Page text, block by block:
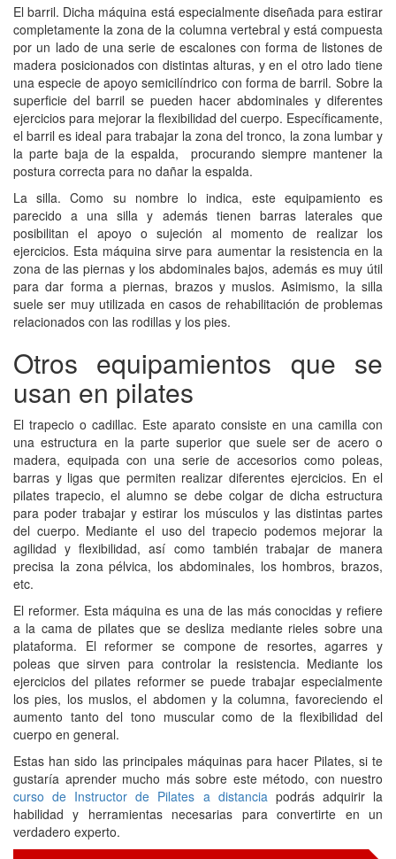
El barril. Dicha máquina está especialmente diseñada para estirar
completamente la zona de la columna vertebral y está compuesta
por un lado de una serie de escalones con forma de listones de
madera posicionados con distintas alturas, y en el otro lado tiene
una especie de apoyo semicilíndrico con forma de barril. Sobre la
superficie del barril se pueden hacer abdominales y diferentes
ejercicios para mejorar la flexibilidad del cuerpo. Específicamente,
el barril es ideal para trabajar la zona del tronco, la zona lumbar y
la parte baja de la espalda, procurando siempre mantener la
postura correcta para no dañar la espalda.
La silla. Como su nombre lo indica, este equipamiento es
parecido a una silla y además tienen barras laterales que
posibilitan el apoyo o sujeción al momento de realizar los
ejercicios. Esta máquina sirve para aumentar la resistencia en la
zona de las piernas y los abdominales bajos, además es muy útil
para dar forma a piernas, brazos y muslos. Asimismo, la silla
suele ser muy utilizada en casos de rehabilitación de problemas
relacionados con las rodillas y los pies.
Otros equipamientos que se
usan en pilates
El trapecio o cadillac. Este aparato consiste en una camilla con
una estructura en la parte superior que suele ser de acero o
madera, equipada con una serie de accesorios como poleas,
barras y ligas que permiten realizar diferentes ejercicios. En el
pilates trapecio, el alumno se debe colgar de dicha estructura
para poder trabajar y estirar los músculos y las distintas partes
del cuerpo. Mediante el uso del trapecio podemos mejorar la
agilidad y flexibilidad, así como también trabajar de manera
precisa la zona pélvica, los abdominales, los hombros, brazos,
etc.
El reformer. Esta máquina es una de las más conocidas y refiere
a la cama de pilates que se desliza mediante rieles sobre una
plataforma. El reformer se compone de resortes, agarres y
poleas que sirven para controlar la resistencia. Mediante los
ejercicios del pilates reformer se puede trabajar especialmente
los pies, los muslos, el abdomen y la columna, favoreciendo el
aumento tanto del tono muscular como de la flexibilidad del
cuerpo en general.
Estas han sido las principales máquinas para hacer Pilates, si te
gustaría aprender mucho más sobre este método, con nuestro
curso de Instructor de Pilates a distancia podrás adquirir la
habilidad y herramientas necesarias para convertirte en un
verdadero experto.